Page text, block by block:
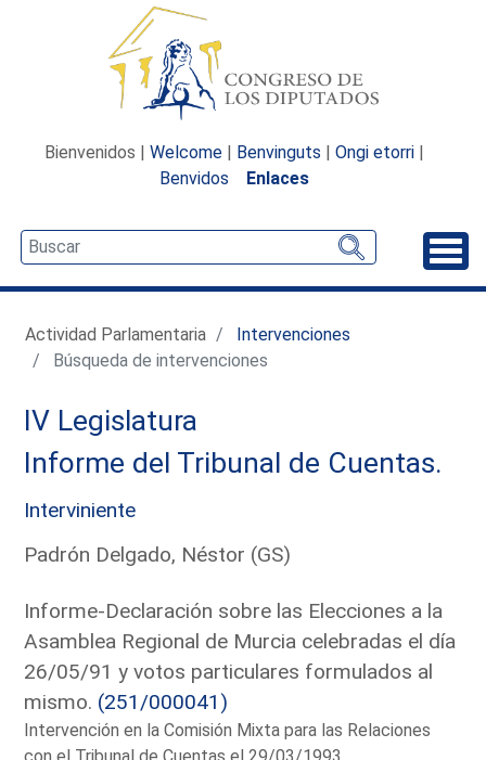
Bienvenidos | Welcome | Benvinguts | Ongi etorri |
Benvidos
Enlaces
Actividad Parlamentaria
Intervenciones
Búsqueda de intervenciones
IV Legislatura
Informe del Tribunal de Cuentas.
Interviniente
Padrón Delgado, Néstor (GS)
Informe-Declaración sobre las Elecciones a la
Asamblea Regional de Murcia celebradas el día
26/05/91 y votos particulares formulados al
mismo. (251/000041)
Intervención en la Comisión Mixta para las Relaciones
con el Tribunal de Cuentas el 29/03/1993